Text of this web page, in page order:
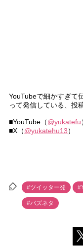
YouTubeで細かすぎて
って発信している、投
■YouTube（@yukatefu
■X（@yukatehu13）
#ツイッター発
#バズネタ